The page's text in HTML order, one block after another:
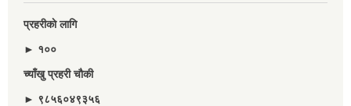
प्रहरीकाे लागि
► १००
च्याँखु प्रहरी चाैकी
► ९८५६०४९३५६